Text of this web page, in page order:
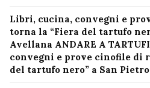
Libri, cucina, convegni e
torna la “Fiera del tartufo
Avellana ANDARE A TARTUFI
convegni e prove cinofile di
del tartufo nero” a San